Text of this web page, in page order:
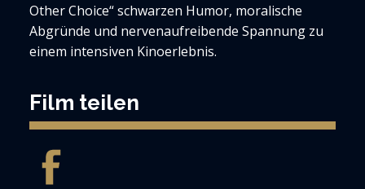
Other Choice“ schwarzen Humor, moralische
Abgründe und nervenaufreibende Spannung zu
einem intensiven Kinoerlebnis.
Film teilen